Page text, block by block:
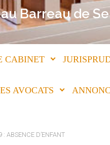
Barreau de
CABINET
AVOCATS
: ABSENCE D’ENFANT